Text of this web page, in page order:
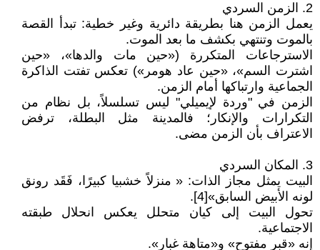
2. الزمن السردي
يعمل الزمن هنا بطريقة دائرية وغير خطية: تبدأ القصة
بالموت وتنتهي بكشف ما بعد الموت.
الاسترجاعات المتكررة («حين مات والدها»، «حين
اشترت السم»، «حين عاد هومر») تعكس تفتت الذاكرة
الجماعية وارتباكها أمام الزمن.
الزمن في "وردة لإيميلي" ليس تسلسلاً، بل نظام من
التكرارات والإنكار؛ فالمدينة مثل البطلة، ترفض
الاعتراف بأن الزمن مضى.
3. المكان السردي
البيت يمثل مجاز الذات: « منزلاً خشبيا كبيرًا، فَقَد رونق
لونه الأبيض السابق»[4].
تحول البيت إلى كيان متحلل يعكس انحلال طبقته
الاجتماعية.
إنه «قبر مفتوح» و«متاهة غبار».